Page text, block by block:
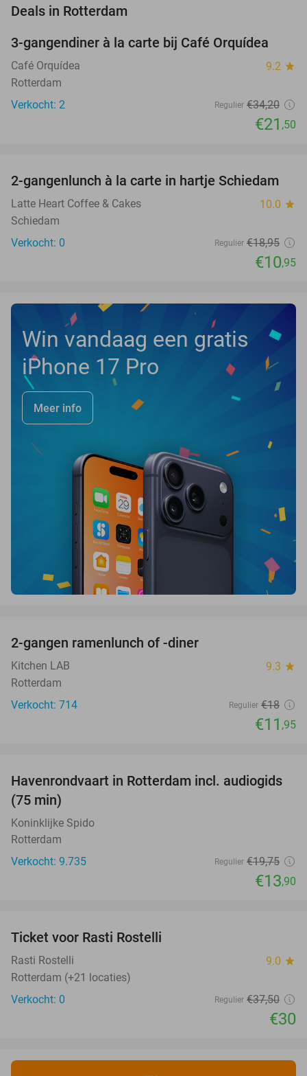
Deals in Rotterdam
37%
NEW
TODAY
3-gangendiner à la carte bij Café Orquídea
Café Orquídea 9.2 star
Rotterdam
Verkocht: 2
Regulier €34,20
€21 ,50
42%
NEW
TODAY
2-gangenlunch à la carte in hartje Schiedam
Latte Heart Coffee & Cakes 10.0 star
Schiedam
Verkocht: 0
Regulier €18,95
€10,95
Win vandaag een gratis
iPhone 17 Pro
Meer info
2-gangen ramenlunch of -diner
Kitchen LAB 9.3 star
Rotterdam
Verkocht: 714
Regulier €18
€11 ,95
30%
Havenrondvaart in Rotterdam incl. audiogids
(75 min)
Koninklijke Spido
Rotterdam
Verkocht: 9.735
Regulier €19,75
€13,90
TODAY
Ticket voor Rasti Rostelli
Rasti Rostelli 9.0 star
Rotterdam (+21 locaties)
Verkocht: 0
Regulier €37,50
€30